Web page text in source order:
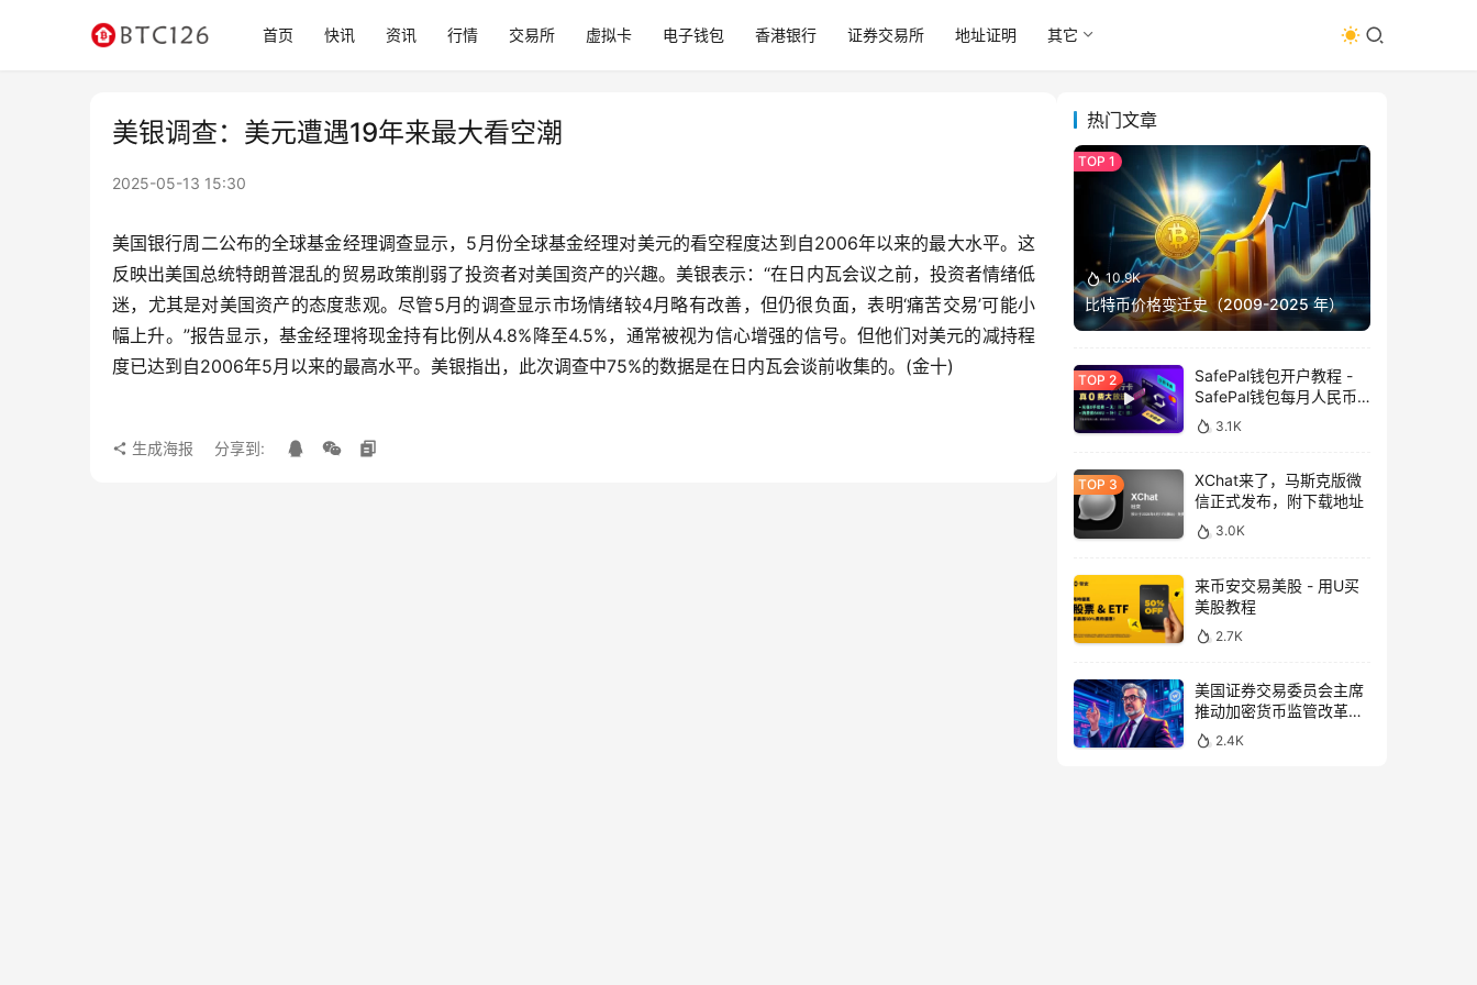
首页 快讯 资讯 行情 交易所 虚拟卡 电子钱包 香港银行 证券交易所 地址证明 其它
美银调查：美元遭遇19年来最大看空潮
2025-05-13 15:30
美国银行周二公布的全球基金经理调查显示，5月份全球基金经理对美元的看空程度达到自2006年以来的最大水平。这
反映出美国总统特朗普混乱的贸易政策削弱了投资者对美国资产的兴趣。美银表示：“在日内瓦会议之前，投资者情绪低
迷，尤其是对美国资产的态度悲观。尽管5月的调查显示市场情绪较4月略有改善，但仍很负面，表明‘痛苦交易’可能小
幅上升。”报告显示，基金经理将现金持有比例从4.8%降至4.5%，通常被视为信心增强的信号。但他们对美元的减持程
度已达到自2006年5月以来的最高水平。美银指出，此次调查中75%的数据是在日内瓦会谈前收集的。(金十)
生成海报 分享到:
热门文章
10.9K
比特币价格变迁史（2009-2025 年）
SafePal钱包开户教程 -
SafePal钱包每月人民币
消费前666U享受汇损补
贴
3.1K
XChat来了，马斯克版微
信正式发布，附下载地址
3.0K
来币安交易美股 - 用U买
美股教程
2.7K
美国证券交易委员会主席
推动加密货币监管改革，
力求未来验证
2.4K